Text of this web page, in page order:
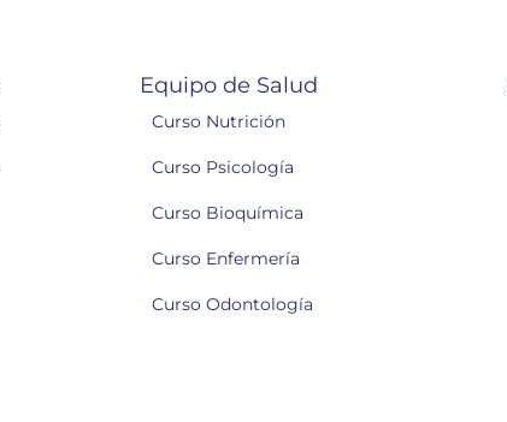
Equipo de Salud
Curso Nutrición
Curso Psicología
Curso Bioquímica
Curso Enfermería
Curso Odontología